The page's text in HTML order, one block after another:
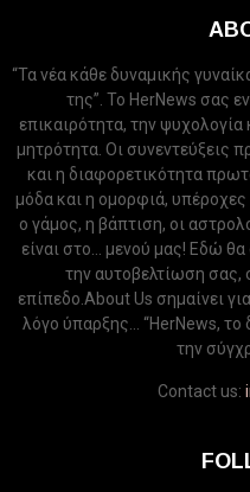
“Τα νέα κάθε δυναμικής
της”. Το HerNews σας
επικαιρότητα, την ψυχολογία
μητρότητα. Οι συνεντεύξεις
και η διαφορετικότητα
μόδα και η ομορφιά,
ο γάμος, η βάπτιση, οι
είναι στο... μενού μας! Εδώ θα
την αυτοβελτίωση σας,
επίπεδο.About Us σημαίνει
λόγο ύπαρξης... “HerNews, το
την
Contact us: